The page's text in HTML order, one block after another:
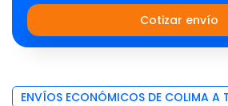
Cotizar envío
ENVÍOS ECONÓMICOS DE COLIMA A